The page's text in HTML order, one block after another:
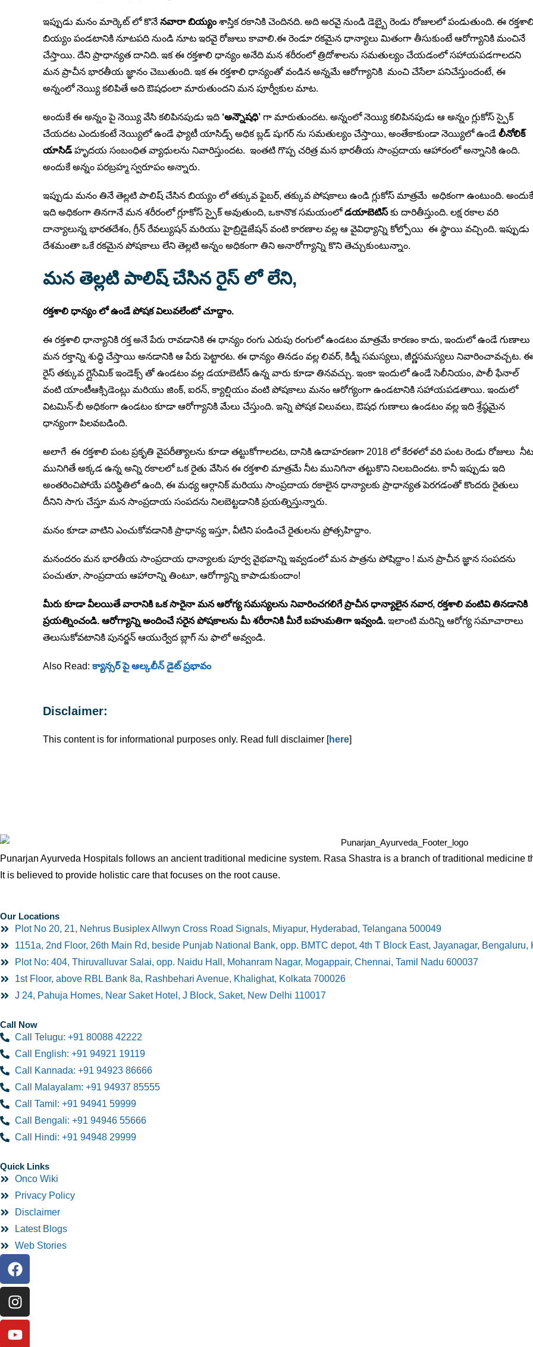
ఇప్పుడు మనం మార్కెట్ లో కొనే నవారా బియ్యంశాస్తిక రకానికి చెందినది. అది అరవై నుండి డెబ్బై రెండు రోజులలో పండుతుంది. ఈ
బియ్యం పండటానికి నూటపది నుండి నూట ఇరవై రోజులు కావాలి.ఈ రెండూ రకమైన ధాన్యాలు మితంగా తీసుకుంటే ఆరోగ్యానికి మంచినే
చేస్తాయి. దేని ప్రాధాన్యత దానిది. ఇక ఈ రక్తశాలి ధాన్యం అనేది మన శరీరంలో త్రిదోశాలను సమతుల్యం చేయడంలో సహాయపడగాలదని
మన ప్రాచీన భారతీయ జ్ఞానం చెబుతుంది. ఇక ఈ రక్తశాలి ధాన్యంతో వండిన అన్నమే ఆరోగ్యానికి మంచి చేసేలా పనిచేస్తుందంటే, ఈ
అన్నంలో నెయ్యి కలిపితే అది ఔషధంలా మారుతుందని మన పూర్వీకుల మాట.
అందుకే ఈ అన్నం పై నెయ్యి వేసి కలిపినపుడు ఇది ‘అన్నౌషధి’ గా మారుతుందట. అన్నంలో నెయ్యి కలిపినపుడు ఆ అన్నం గ్లుకోస్ స్పైక్
చేయదట ఎందుకంటే నెయ్యిలో ఉండే ఫ్యాటీ యాసిడ్స్ అధిక బ్లడ్ షుగర్ ను సమతుల్యం చేస్తాయి, అంతేకాకుండా నెయ్యిలో ఉండే లీనోలిక్
యాసిడ్ హృదయ సంబంధిత వ్యాధులను నివారిస్తుందట. ఇంతటి గొప్ప చరిత్ర మన భారతీయ సాంప్రదాయ ఆహారంలో అన్నానికి ఉంది.
అందుకే అన్నం పరబ్రహ్మ స్వరూపం అన్నారు.
ఇప్పుడు మనం తినే తెల్లటి పాలిష్ చేసిన బియ్యం లో తక్కువ ఫైబర్, తక్కువ పోషకాలు ఉండి గ్లుకోస్ మాత్రమే అధికంగా ఉంటుంది. అందుకే
ఇది అధికంగా తినగానే మన శరీరంలో గ్లూకోస్ స్పైక్ అవుతుంది, ఒకానొక సమయంలోడయాబెటిస్కు దారితీస్తుంది. లక్ష రకాల వరి
దాన్యాలున్న భారతదేశం, గ్రీన్ రేవల్యుషన్ మరియు హైబ్రిడైజేషన్ వంటి కారణాల వల్ల ఆ వైవిధ్యాన్ని కోల్పోయి ఈ స్థాయి వచ్చింది. ఇప్పుడు
దేశమంతా ఒకే రకమైన పోషకాలు లేని తెల్లటి అన్నం అధికంగా తిని అనారోగ్యాన్ని కొని తెచ్చుకుంటున్నాం.
మన తెల్లటి పాలిష్ చేసిన రైస్ లో లేని,
రక్తశాలి ధాన్యం లో ఉండే పోషక విలువలేంటో చూద్దాం.
ఈ రక్తశాలి ధాన్యానికి రక్త అనే పేరు రావడానికి ఈ ధాన్యం రంగు ఎరుపు రంగులో ఉండటం మాత్రమే కారణం కాదు, ఇందులో ఉండే గుణాలు
మన రక్తాన్ని శుద్ధి చేస్తాయి అనడానికి ఆ పేరు పెట్టారట. ఈ ధాన్యం తినడం వల్ల లివర్, కిడ్నీ సమస్యలు, జీర్ణసమస్యలు నివారించావచ్చట. ఈ
రైస్ తక్కువ గ్లైసేమిక్ ఇండెక్స్ తో ఉండటం వల్ల డయాబెటీస్ ఉన్న వారు కూడా తినవచ్చు. ఇంకా ఇందులో ఉండే సెలీనియం, పాలీ ఫేనాల్
వంటి యాంటీఆక్సిడెంట్లు మరియు జింక్, ఐరన్, క్యాల్షియం వంటి పోషకాలు మనం ఆరోగ్యంగా ఉండటానికి సహాయపడతాయి. ఇందులో
విటమిన్-బీ అధికంగా ఉండటం కూడా ఆరోగ్యానికి మేలు చేస్తుంది. ఇన్ని పోషక విలువలు, ఔషధ గుణాలు ఉండటం వల్ల ఇది శ్రేష్ఠమైన
ధాన్యంగా పిలవబడింది.
అలాగే ఈ రక్తశాలి పంట ప్రకృతి వైపరీత్యాలను కూడా తట్టుకోగాలదట, దానికి ఉదాహరణగా 2018 లో కేరళలో వరి పంట రెండు రోజులు నీట
మునిగితే అక్కడ ఉన్న అన్ని రకాలలో ఒక రైతు వేసిన ఈ రక్తశాలి మాత్రమే నీట మునిగినా తట్టుకొని నిలబదిందట. కానీ ఇప్పుడు ఇది
అంతరించిపోయే పరిస్థితిలో ఉంది, ఈ మధ్య ఆర్గానిక్ మరియు సాంప్రదాయ రకాలైన ధాన్యాలకు ప్రాధాన్యత పెరగడంతో కొందరు రైతులు
దీనిని సాగు చేస్తూ మన సాంప్రదాయ సంపదను నిలబెట్టడానికి ప్రయత్నిస్తున్నారు.
మనం కూడా వాటిని ఎంచుకోవడానికి ప్రాధాన్య ఇస్తూ, వీటిని పండించే రైతులను ప్రోత్సహిద్దాం.
మనందరం మన భారతీయ సాంప్రదాయ ధాన్యాలకు పూర్వ వైభవాన్ని ఇవ్వడంలో మన పాత్రను పోషిద్దాం ! మన ప్రాచీన జ్ఞాన సంపదను
పంచుతూ, సాంప్రదాయ ఆహారాన్ని తింటూ, ఆరోగ్యాన్ని కాపాడుకుందాం!
మీరు కూడా వీలయితే వారానికి ఒక సారైనా మన ఆరోగ్య సమస్యలను నివారించగలిగే ప్రాచీన ధాన్యాలైన నవార, రక్తశాలి వంటివి తినడానికి
ప్రయత్నించండి. ఆరోగ్యాన్ని అందించే సరైన పోషకాలను మీ శరీరానికి మీరే బహుమతిగా ఇవ్వండి. ఇలాంటి మరిన్ని ఆరోగ్య సమాచారాలు
తెలుసుకోవటానికి పునర్జన్ ఆయుర్వేద బ్లాగ్ ను ఫాలో అవ్వండి.
Also Read: క్యాన్సర్ పై ఆల్కలీన్ డైట్ ప్రభావం
Disclaimer:
This content is for informational purposes only. Read full disclaimer [here]
Punarjan Ayurveda Hospitals follows an ancient traditional medicine system. Rasa Shastra is a branch of traditional medicine
It is believed to provide holistic care that focuses on the root cause.
Our Locations
Plot No 20, 21, Nehrus Busiplex Allwyn Cross Road Signals, Miyapur, Hyderabad, Telangana 500049
1151a, 2nd Floor, 26th Main Rd, beside Punjab National Bank, opp. BMTC depot, 4th T Block East, Jayanagar, Bengaluru,
Plot No: 404, Thiruvalluvar Salai, opp. Naidu Hall, Mohanram Nagar, Mogappair, Chennai, Tamil Nadu 600037
1st Floor, above RBL Bank 8a, Rashbehari Avenue, Khalighat, Kolkata 700026
J 24, Pahuja Homes, Near Saket Hotel, J Block, Saket, New Delhi 110017
Call Now
Call Telugu: +91 80088 42222
Call English: +91 94921 19119
Call Kannada: +91 94923 86666
Call Malayalam: +91 94937 85555
Call Tamil: +91 94941 59999
Call Bengali: +91 94946 55666
Call Hindi: +91 94948 29999
Quick Links
Onco Wiki
Privacy Policy
Disclaimer
Latest Blogs
Web Stories